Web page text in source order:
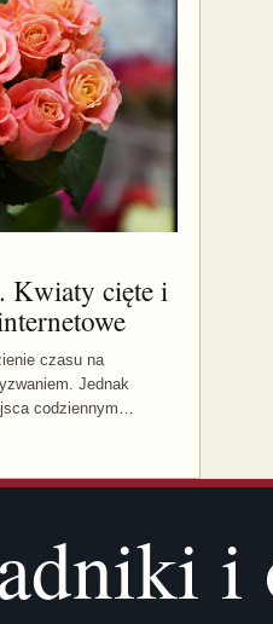
Kwiaty cięte i
czasu na
Jednak
codziennym…
i